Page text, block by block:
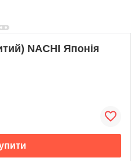
NACHI Японія